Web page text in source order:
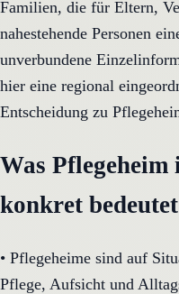
Familien, die für Eltern,
nahestehende Personen
unverbundene
hier eine regional
Entscheidung zu
Was
konkret bedeutet
• Pflegeheime sind auf
Pflege, Aufsicht und